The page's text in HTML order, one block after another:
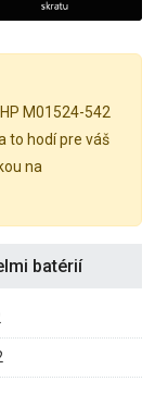
M01524-542
to hodí pre váš
na
batérií